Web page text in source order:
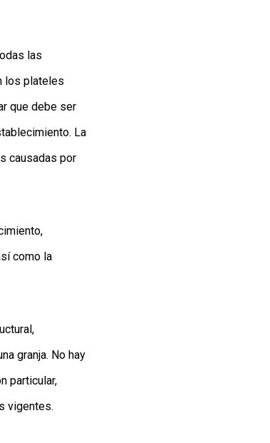
las
los plateles
que debe ser
La
causadas por
como la
granja. No hay
particular,
vigentes.